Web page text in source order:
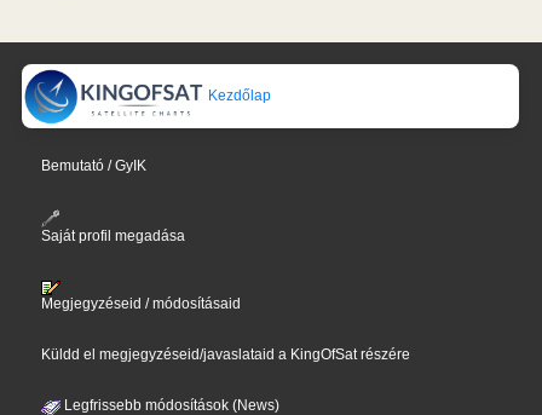
Kezdőlap
Bemutató / GyIK
Saját profil megadása
Megjegyzéseid / módosításaid
Küldd el megjegyzéseid/javaslataid a KingOfSat részére
Legfrissebb módosítások (News)